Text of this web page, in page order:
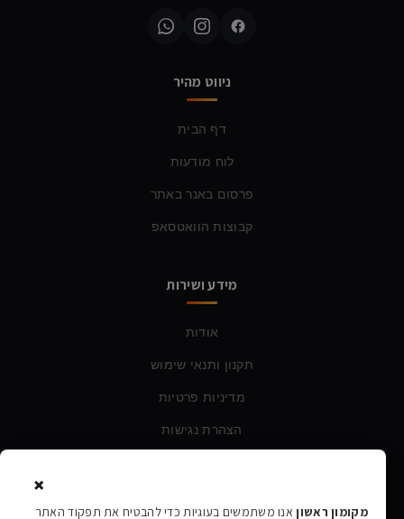
ניווט מהיר
דף הבית
לוח מודעות
פרסום באנר באתר
קבוצות הוואטסאפ
מידע ושירות
אודות
תקנון ותנאי שימוש
מדיניות פרטיות
הצהרת נגישות
×
מקומון ראשוןאנו משתמשים בעוגיות כדי להבטיח את תפקוד האתר